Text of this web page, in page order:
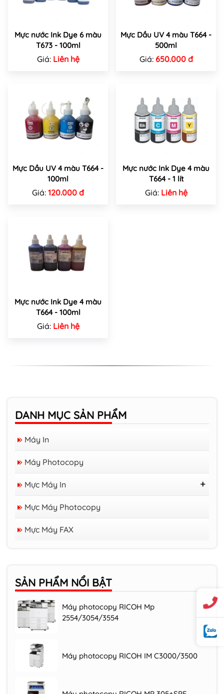
Mực nước Ink Dye 6 màu
T673 - 100ml
Giá: Liên hệ
Mực Dầu UV 4 màu T664 -
500ml
Giá: 650.000 đ
Mực Dầu UV 4 màu T664 -
100ml
Giá: 120.000 đ
Mực nước Ink Dye 4 màu
T664 - 1 lít
Giá: Liên hệ
Mực nước Ink Dye 4 màu
T664 - 100ml
Giá: Liên hệ
DANH MỤC SẢN PHẨM
Máy In
Máy Photocopy
Mực Máy In
Mực Máy In Brother
Mực Cho Máy In Ricoh Và Xerox
Mực Máy Photocopy
Mực Máy FAX
SẢN PHẨM NỔI BẬT
Máy in Canon LPB 6030W
2554/3054/3554